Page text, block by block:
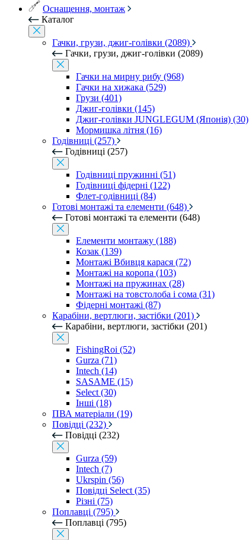
Оснащення, монтаж
Каталог
Гачки, грузи, джиг-голівки (2089)
Гачки, грузи, джиг-голівки (2089)
Гачки на мирну рибу (968)
Гачки на хижака (529)
Грузи (401)
Джиг-голівки (145)
Джиг-голівки JUNGLEGUM (Японія) (30)
Мормишка літня (16)
Годівниці (257)
Годівниці (257)
Годівниці пружинні (51)
Годівниці фідерні (122)
Флет-годівниці (84)
Готові монтажі та елементи (648)
Готові монтажі та елементи (648)
Елементи монтажу (188)
Козак (139)
Монтажі Вбивця карася (72)
Монтажі на коропа (103)
Монтажі на пружинах (28)
Монтажі на товстолоба і сома (31)
Фідерні монтажі (87)
Карабіни, вертлюги, застібки (201)
Карабіни, вертлюги, застібки (201)
FishingRoi (52)
Gurza (71)
Intech (14)
SASAME (15)
Select (30)
Інші (18)
ПВА матеріали (19)
Повідці (232)
Повідці (232)
Gurza (59)
Intech (7)
Ukrspin (56)
Повідці Select (35)
Різні (75)
Поплавці (795)
Поплавці (795)